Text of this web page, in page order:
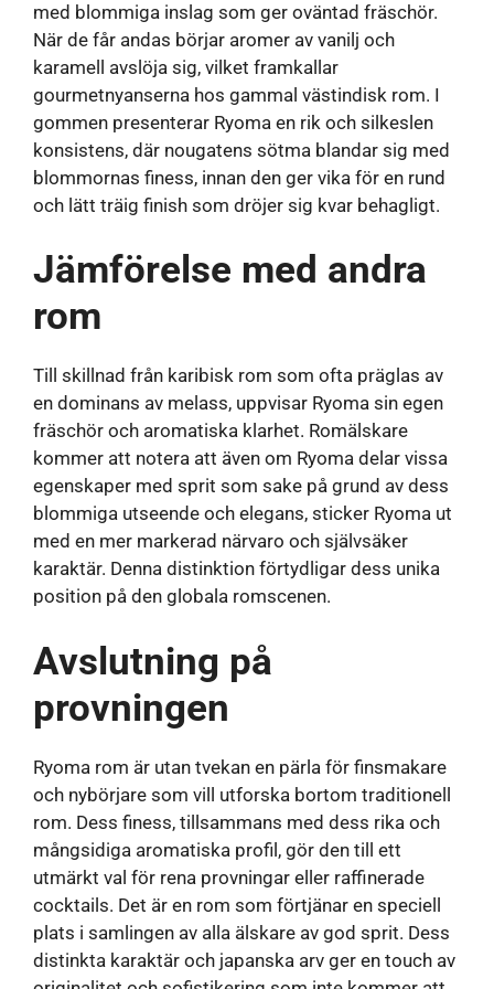
med blommiga inslag som ger oväntad fräschör.
När de får andas börjar aromer av vanilj och
karamell avslöja sig, vilket framkallar
gourmetnyanserna hos gammal västindisk rom. I
gommen presenterar Ryoma en rik och silkeslen
konsistens, där nougatens sötma blandar sig med
blommornas finess, innan den ger vika för en rund
och lätt träig finish som dröjer sig kvar behagligt.
Jämförelse med andra
rom
Till skillnad från karibisk rom som ofta präglas av
en dominans av melass, uppvisar Ryoma sin egen
fräschör och aromatiska klarhet. Romälskare
kommer att notera att även om Ryoma delar vissa
egenskaper med sprit som sake på grund av dess
blommiga utseende och elegans, sticker Ryoma ut
med en mer markerad närvaro och självsäker
karaktär. Denna distinktion förtydligar dess unika
position på den globala romscenen.
Avslutning på
provningen
Ryoma rom är utan tvekan en pärla för finsmakare
och nybörjare som vill utforska bortom traditionell
rom. Dess finess, tillsammans med dess rika och
mångsidiga aromatiska profil, gör den till ett
utmärkt val för rena provningar eller raffinerade
cocktails. Det är en rom som förtjänar en speciell
plats i samlingen av alla älskare av god sprit. Dess
distinkta karaktär och japanska arv ger en touch av